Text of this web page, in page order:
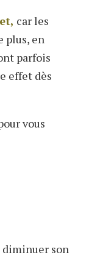
car les
plus, en
parfois
effet dès
vous
diminuer son